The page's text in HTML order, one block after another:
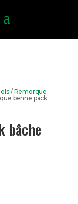
/ Remorque
benne pack
bâche